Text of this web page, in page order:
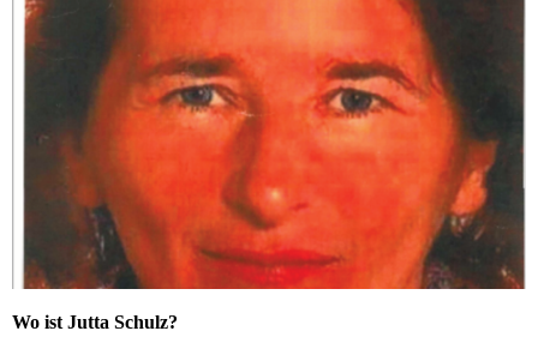
Wo ist Jutta Schulz?